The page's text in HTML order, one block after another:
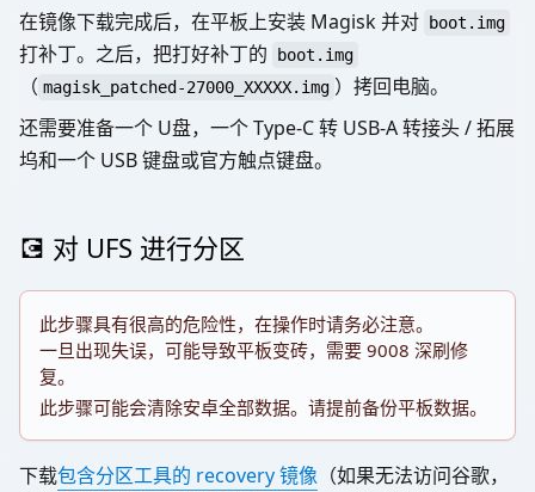
在镜像下载完成后，在平板上安装 Magisk 并对
boot.img
打补丁。之后，把打好补丁的 boot.img
（ magisk_patched-27000_XXXXX.img ）拷回电脑。
还需要准备一个 U盘，一个 Type-C 转 USB-A 转接头 / 拓展
坞和一个 USB 键盘或官方触点键盘。
💽 对 UFS 进行分区
此步骤具有很高的危险性，在操作时请务必注意。
一旦出现失误，可能导致平板变砖，需要 9008 深刷修
复。
此步骤可能会清除安卓全部数据。请提前备份平板数据。
下载包含分区工具的 recovery 镜像 （如果无法访问谷歌，